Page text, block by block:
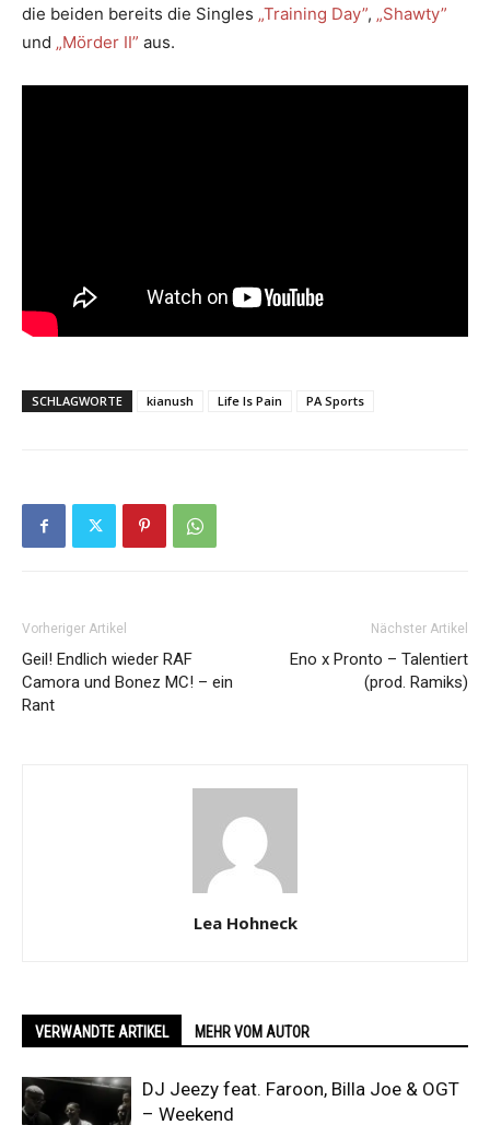
die beiden bereits die Singles „Training Day”, „Shawty”
und „Mörder II” aus.
SCHLAGWORTE kianush Life Is Pain PA Sports
Vorheriger Artikel
Geil! Endlich wieder RAF
Camora und Bonez MC! – ein
Rant
Nächster Artikel
Eno x Pronto – Talentiert
(prod. Ramiks)
Lea Hohneck
VERWANDTE ARTIKEL MEHR VOM AUTOR
DJ Jeezy feat. Faroon, Billa Joe & OGT
– Weekend